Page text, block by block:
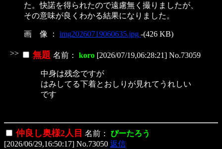
た。快諾を得られたので遠慮無く撮りましたが、
その意味が良くわかる結果になりました。
画 像 ： img20260719060635.jpg -(426 KB)
>> 無題 名前： koro [2026/07/19,06:28:21] No.73059
中身は残念ですが
はみしてる下着とおしりが見れてうれしい
です
仲良し奥様2人目 名前：
ぴーたろう
[2026/06/29,16:50:17] No.73050 返信